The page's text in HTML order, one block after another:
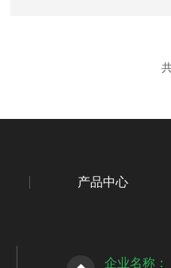
产品中心
企业名称：